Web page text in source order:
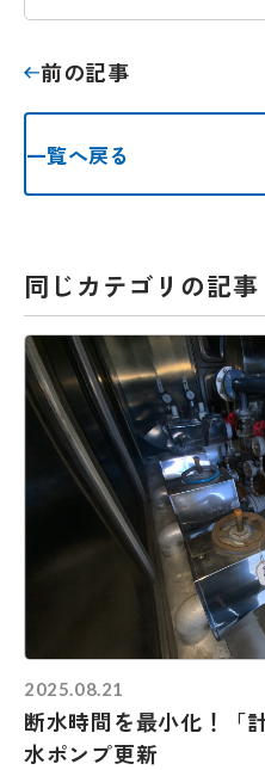
前の記事
一覧へ戻る
同じカテゴリの記事
2025.08.21
断水時間を最小化！「
水ポンプ更新